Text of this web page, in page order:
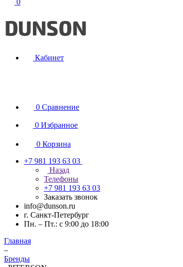
0
Кабинет
0 Сравнение
0 Избранное
0 Корзина
+7 981 193 63 03
Назад
Телефоны
+7 981 193 63 03
Заказать звонок
info@dunson.ru
г. Санкт-Петербург
Пн. – Пт.: с 9:00 до 18:00
Главная
–
Бренды